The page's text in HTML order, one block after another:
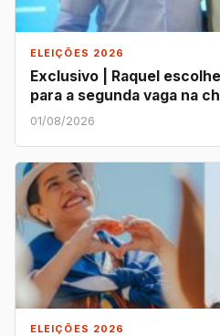
ELEIÇÕES 2026
Exclusivo | Raquel
para a segunda vaga na
01/08/2026
ELEIÇÕES 2026